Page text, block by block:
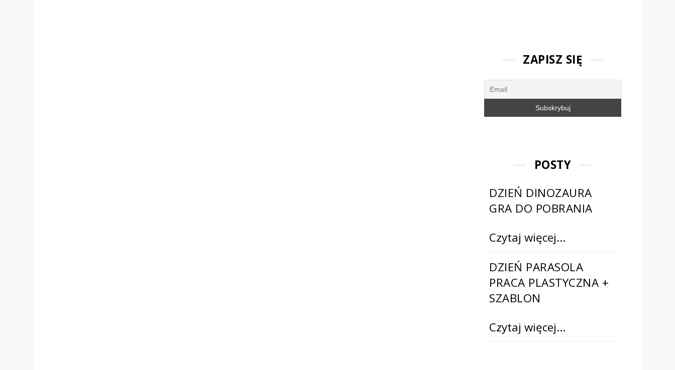
ZAPISZ SIĘ
POSTY
DZIEŃ DINOZAURA
GRA DO POBRANIA
Czytaj więcej…
DZIEŃ PARASOLA
PRACA PLASTYCZNA +
SZABLON
Czytaj więcej…